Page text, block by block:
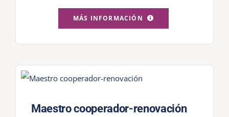
MÁS INFORMACIÓN
Maestro cooperador-renovación